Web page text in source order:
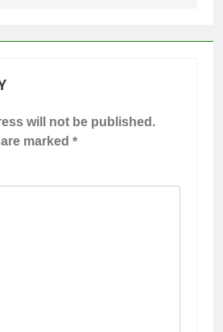
will not be published.
marked*